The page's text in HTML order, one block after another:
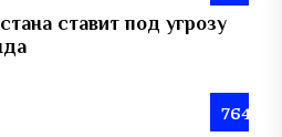
ставит под угрозу
764